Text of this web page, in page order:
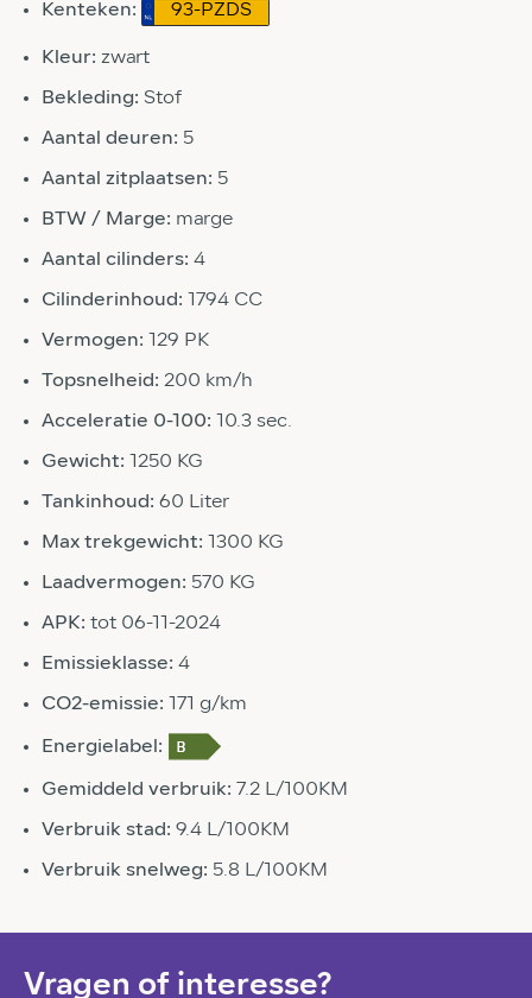
Kenteken: 93-PZDS
Kleur: zwart
Bekleding: Stof
Aantal deuren: 5
Aantal zitplaatsen: 5
BTW / Marge: marge
Aantal cilinders: 4
Cilinderinhoud: 1794 CC
Vermogen: 129 PK
Topsnelheid: 200 km/h
Acceleratie 0-100: 10.3 sec.
Gewicht: 1250 KG
Tankinhoud: 60 Liter
Max trekgewicht: 1300 KG
Laadvermogen: 570 KG
APK: tot 06-11-2024
Emissieklasse: 4
CO2-emissie: 171 g/km
Energielabel:
Gemiddeld verbruik: 7.2 L/100KM
Verbruik stad: 9.4 L/100KM
Verbruik snelweg: 5.8 L/100KM
Vragen of interesse?